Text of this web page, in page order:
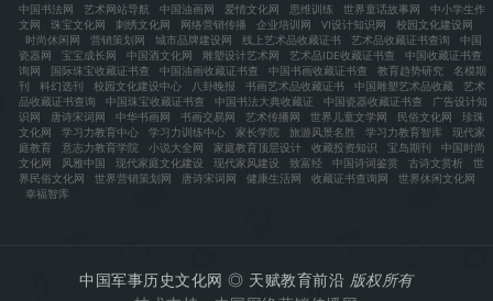
中国书法网 艺术网站导航 中国油画网 爱情文化网 思维训练 世界童话故事网
中小学生作
文网
珠宝文化网 刺绣文化网 网络营销传播 企业培训网 VI设计知识网
校园文化建设网
时尚休闲网
营销策划网 城市品牌建设网 线上艺术品收藏证书 艺术品收藏证书查询
中国
瓷器网
宝宝成长网 中国酒文化网 雕塑设计艺术网 艺术品IDE收藏证书查
中国收藏证书查
询网
国际珠宝收藏证书查 中国油画收藏证书查 中国书画收藏证书查 教育趋势研究
名模期
刊
科幻选刊 校园文化建设中心 八卦晚报 书画艺术品收藏证书 中国雕塑艺术品收藏
艺术
品收藏证书查询
中国珠宝收藏证书查 中国书法大典收藏证 中国瓷器收藏证书查
广告设计知
识网
唐诗宋词网 中华书画网 书画交易网 艺术传播网 世界儿童文学网 民俗文化网
珍珠
文化网
学习力教育中心 学习力训练中心 家长学院 旅游风景名胜 学习力教育智库
现代家
庭教育
意志力教育学院 小说大全网 家庭教育顶层设计 收藏投资知识 宝岛期刊
中国时尚
文化网
风雅中国 现代家庭文化建设 现代家风建设 致富经 中国诗词鉴赏 古诗文赏析
世
界民俗文化网
世界营销策划网 唐诗宋词网 健康生活网 收藏证书查询网
世界休闲文化网
幸福智库
中国军事历史文化网 ◎ 天赋教育前沿 版权所有